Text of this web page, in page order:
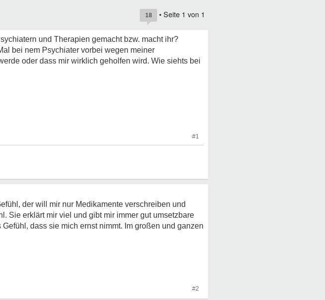
18 • Seite 1 von 1
und Therapien gemacht bzw. macht ihr?
bei nem Psychiater vorbei wegen meiner
oder dass mir wirklich geholfen wird. Wie siehts bei
#1
der will mir nur Medikamente verschreiben und
Sie erklärt mir viel und gibt mir immer gut umsetzbare
dass sie mich ernst nimmt. Im großen und ganzen
#2